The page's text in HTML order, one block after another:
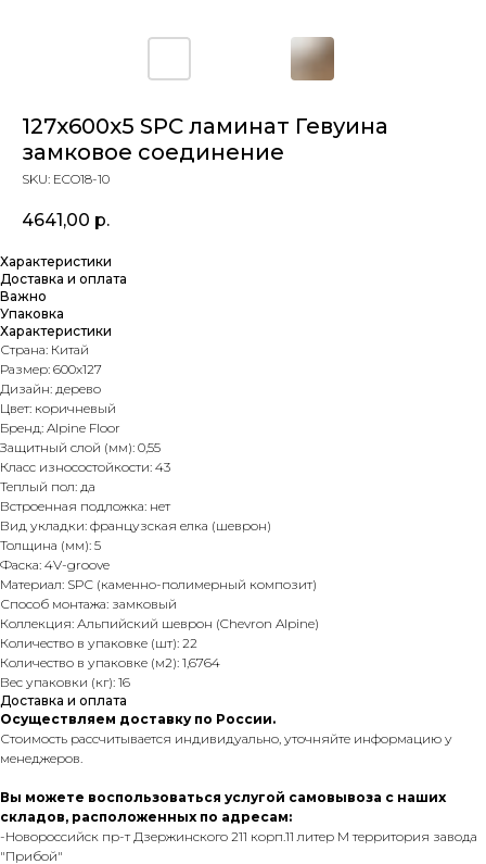
127х600х5 SPC ламинат Гевуина
замковое соединение
SKU: ECO18-10
4641,00 р.
Характеристики
Доставка и оплата
Важно
Упаковка
Характеристики
Страна: Китай
Размер: 600х127
Дизайн: дерево
Цвет: коричневый
Бренд: Alpine Floor
Защитный слой (мм): 0,55
Класс износостойкости: 43
Теплый пол: да
Встроенная подложка: нет
Вид укладки: французская елка (шеврон)
Толщина (мм): 5
Фаска: 4V-groove
Материал: SPC (каменно-полимерный композит)
Способ монтажа: замковый
Коллекция: Альпийский шеврон (Chevron Alpine)
Количество в упаковке (шт): 22
Количество в упаковке (м2): 1,6764
Вес упаковки (кг): 16
Доставка и оплата
Осуществляем доставку по России.
Стоимость рассчитывается индивидуально, уточняйте информацию у
менеджеров.
Вы можете воспользоваться услугой самовывоза с наших
складов, расположенных по адресам:
-Новороссийск пр-т Дзержинского 211 корп.11 литер М территория завода
"Прибой"